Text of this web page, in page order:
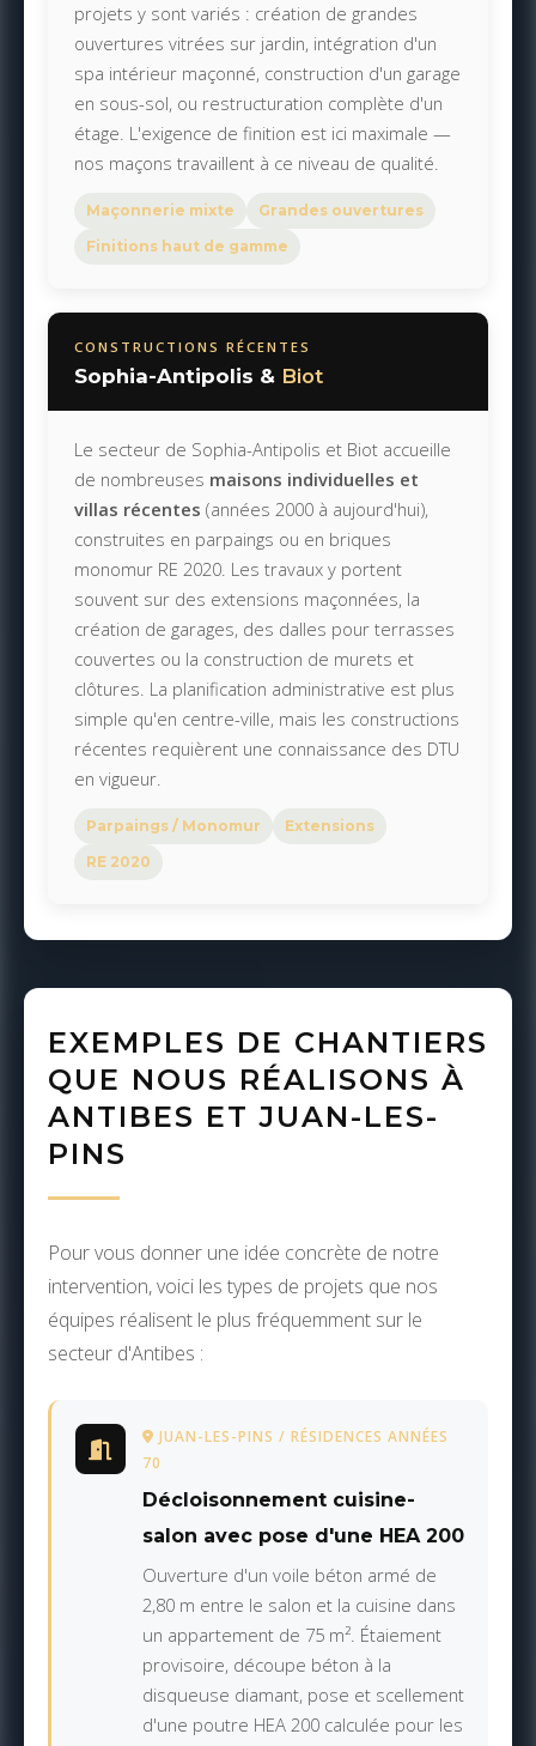
projets y sont variés : création de grandes
ouvertures vitrées sur jardin, intégration d'un
spa intérieur maçonné, construction d'un garage
en sous-sol, ou restructuration complète d'un
étage. L'exigence de finition est ici maximale —
nos maçons travaillent à ce niveau de qualité.
Maçonnerie mixte
Grandes ouvertures
Finitions haut de gamme
CONSTRUCTIONS RÉCENTES
Sophia-Antipolis & Biot
Le secteur de Sophia-Antipolis et Biot accueille
de nombreuses maisons individuelles et
villas récentes (années 2000 à aujourd'hui),
construites en parpaings ou en briques
monomur RE 2020. Les travaux y portent
souvent sur des extensions maçonnées, la
création de garages, des dalles pour terrasses
couvertes ou la construction de murets et
clôtures. La planification administrative est plus
simple qu'en centre-ville, mais les constructions
récentes requièrent une connaissance des DTU
en vigueur.
Parpaings / Monomur
Extensions
RE 2020
EXEMPLES DE CHANTIERS
QUE NOUS RÉALISONS À
ANTIBES ET JUAN-LES-
PINS
Pour vous donner une idée concrète de notre
intervention, voici les types de projets que nos
équipes réalisent le plus fréquemment sur le
secteur d'Antibes :
JUAN-LES-PINS / RÉSIDENCES ANNÉES
70
Décloisonnement cuisine-
salon avec pose d'une HEA 200
Ouverture d'un voile béton armé de
2,80 m entre le salon et la cuisine dans
un appartement de 75 m². Étaiement
provisoire, découpe béton à la
disqueuse diamant, pose et scellement
d'une poutre HEA 200 calculée pour les